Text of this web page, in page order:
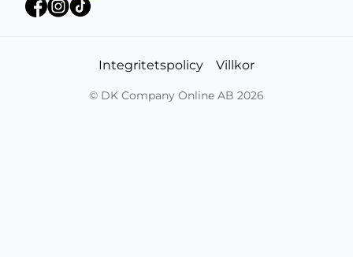
Integritetspolicy Villkor
© DK Company Online AB 2026